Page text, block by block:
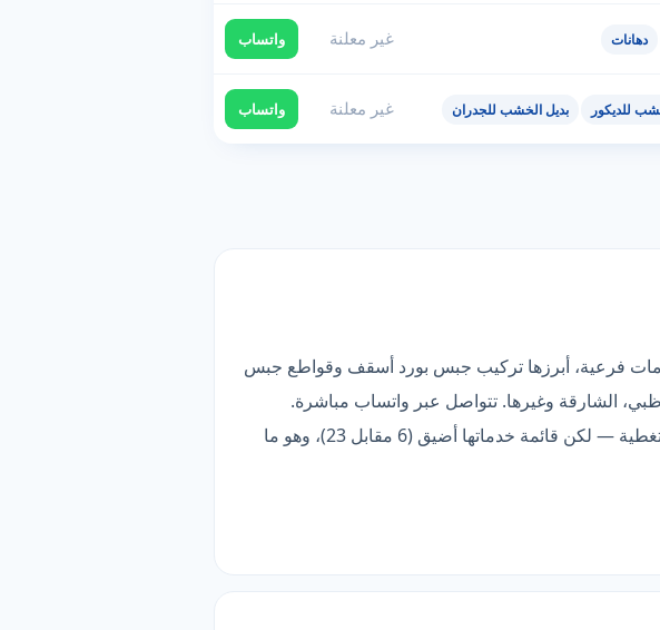
دهانات غير معلنة واتساب
للديكور بديل الخشب للجدران غير معلنة واتساب
صاحبة أوسع تغطية في هذه المقارنة (20 منطقة). قائمتها تضم 6 خدمات فرعية، أبرزها تركيب جبس بورد أسقف وقواطع جبس
الشارقة وغيرها. تتواصل عبر واتساب مباشرة.
وتحمل شارة «موثّق» بعد تدقيق بياناتها وقناة تواصلها. الأنسب لمن يبحث عن الأوسع تغطية — لكن قائمة خدماتها أضيق (6 مقابل 23)، وهو ما